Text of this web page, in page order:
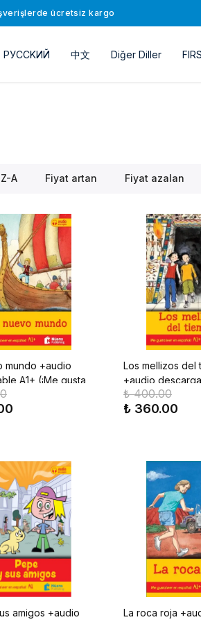
ücretsiz kargo
РУССKИЙ 中文 Diğer Diller
A Fiyat artan Fiyat azalan
mundo +audio
A1+ (¡Me gusta
Los mellizos del
+audio
gusta leer en
₺ 400.00
₺ 360.00
amigos +audio
La roca roja